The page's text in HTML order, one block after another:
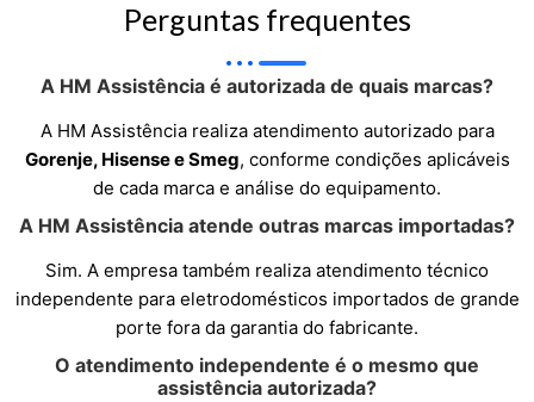
Perguntas frequentes
A HM Assistência é autorizada de quais marcas?
A HM Assistência realiza atendimento autorizado para
Gorenje, Hisense e Smeg, conforme condições aplicáveis
de cada marca e análise do equipamento.
A HM Assistência atende outras marcas importadas?
Sim. A empresa também realiza atendimento técnico
independente para eletrodomésticos importados de grande
porte fora da garantia do fabricante.
O atendimento independente é o mesmo que
assistência autorizada?